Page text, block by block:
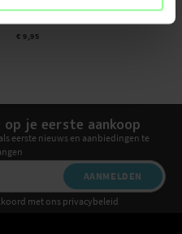
Transparant
€ 9,95
je eerste aankoop
eerste nieuws en aanbiedingen te
AANMELDEN
met ons privacybeleid